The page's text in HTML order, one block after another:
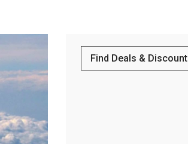
Find Deals &